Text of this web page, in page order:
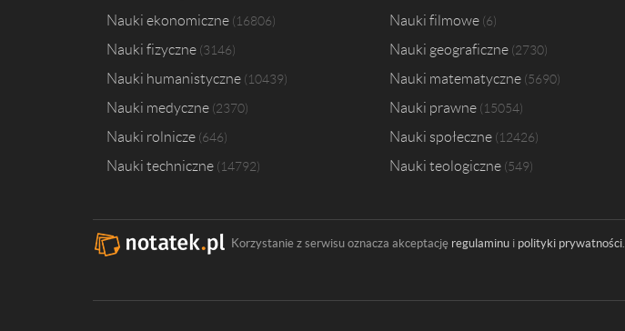
Nauki ekonomiczne 16806 Nauki filmowe 6
Nauki fizyczne 3146 Nauki geograficzne 2730
Nauki humanistyczne 10439 Nauki matematyczne 5690
Nauki medyczne 2370 Nauki prawne 15054
Nauki rolnicze 646 Nauki społeczne 12426
Nauki techniczne 14792 Nauki teologiczne 549
Korzystanie z serwisu oznacza akceptację regulaminu i polityki prywatności.